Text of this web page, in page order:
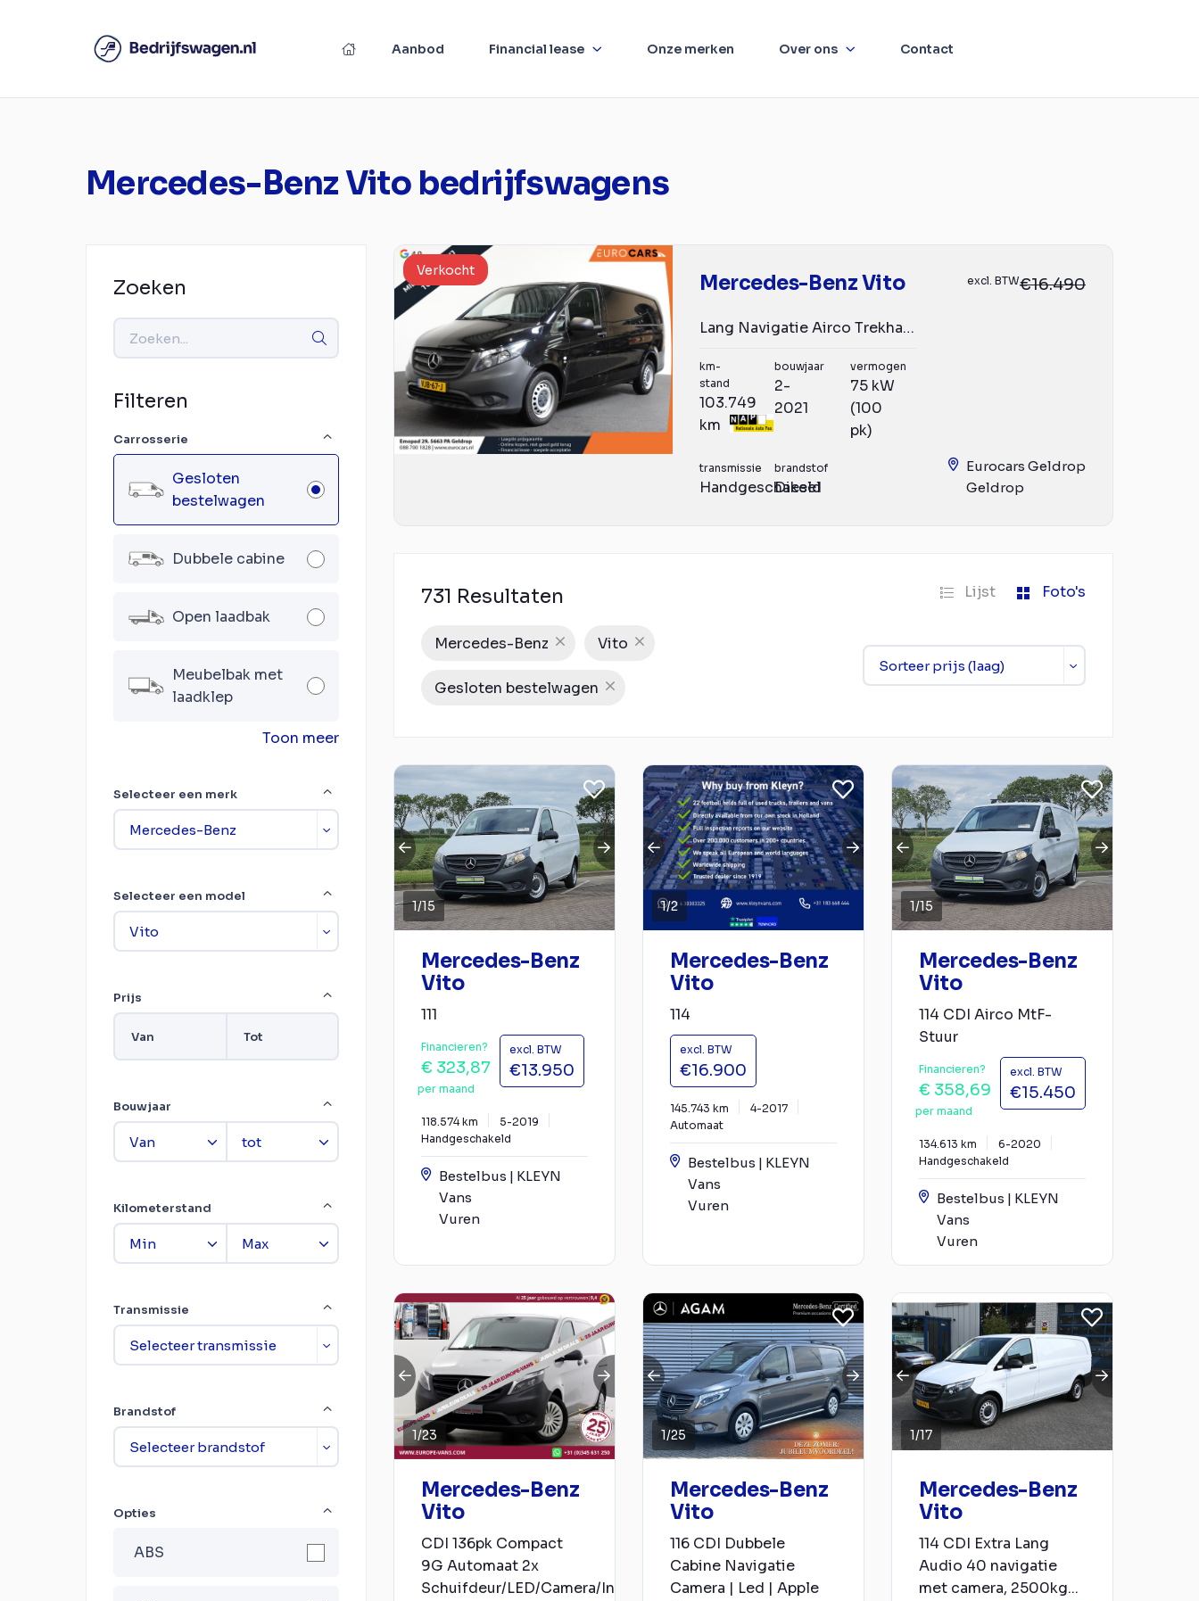
Aanbod Financial lease Onze merken Over ons Contact
Mercedes-Benz Vito bedrijfswagens
Zoeken
Filteren
Carrosserie
Gesloten
bestelwagen
Dubbele cabine
Open laadbak
Meubelbak met
laadklep
Toon meer
Selecteer een merk
Selecteer een model
Prijs
Van Tot
Bouwjaar
Kilometerstand
Transmissie
Brandstof
Opties
ABS
Verkocht
Mercedes-Benz Vito
Lang Navigatie Airco Trekhaak 3-zits Bluetooth Euro6 *
excl. BTW€16.490
km-
stand
103.749
km
bouwjaar
2-
2021
vermogen
75 kW
(100
pk)
transmissie
Handgeschakeld
brandstof
Diesel
Eurocars Geldrop
Geldrop
731 Resultaten Lijst Foto's
Mercedes-Benz Vito
Gesloten bestelwagen
1/15
Mercedes-Benz
Vito
111
Financieren?
€ 323,87
per maand
excl. BTW
€13.950
118.574 km
5-2019
Handgeschakeld
Bestelbus | KLEYN
Vans
Vuren
1/2
Mercedes-Benz
Vito
114
excl. BTW
€16.900
145.743 km
4-2017
Automaat
Bestelbus | KLEYN
Vans
Vuren
1/15
Mercedes-Benz
Vito
114 CDI Airco MtF-
Stuur
Financieren?
€ 358,69
per maand
excl. BTW
€15.450
134.613 km
6-2020
Handgeschakeld
Bestelbus | KLEYN
Vans
Vuren
1/23
Mercedes-Benz
Vito
CDI 136pk Compact
9G Automaat 2x
Schuifdeur/LED/Camera/In...
1/25
Mercedes-Benz
Vito
116 CDI Dubbele
Cabine Navigatie
Camera | Led | Apple
1/17
Mercedes-Benz
Vito
114 CDI Extra Lang
Audio 40 navigatie
met camera, 2500kg...